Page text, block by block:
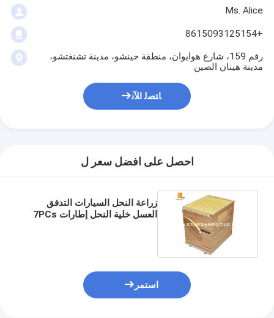
Ms. Alice
+8615093125154
رقم 159، شارع هوايوان، منطقة جينشو، مدينة تشنغتشو،
مدينة هينان الصين
ﺎﺘﺼﻟ ﺍﻶﻧ
احصل على افضل سعر ل
زراعة النحل السيارات التدفق
العسل خلية النحل إطارات 7PCs
استمر